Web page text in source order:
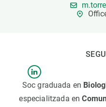
Soc graduada en
especialitzada en